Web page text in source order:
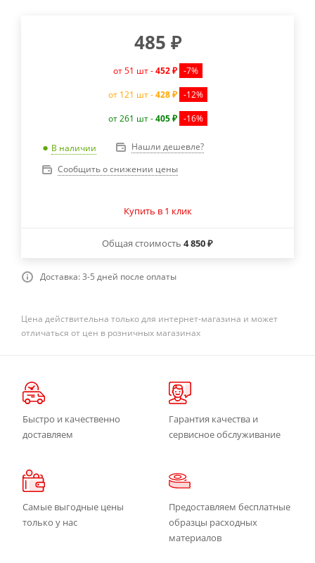
485 ₽
от 51 шт -452 ₽ -7%
от 121 шт -428 ₽ -12%
от 261 шт -405 ₽ -16%
В наличии
Нашли дешевле?
Сообщить о снижении цены
Купить в 1 клик
Общая стоимость 4 850 ₽
Доставка: 3-5 дней после оплаты
Цена действительна только для интернет-магазина и может
отличаться от цен в розничных магазинах
Быстро и качественно
доставляем
Гарантия качества и
сервисное обслуживание
Самые выгодные цены
только у нас
Предоставляем бесплатные
образцы расходных
материалов